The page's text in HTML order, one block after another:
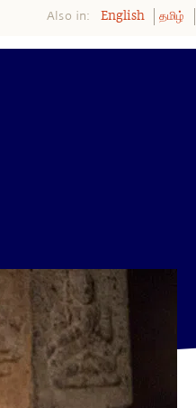
Also in: English தமிழ்